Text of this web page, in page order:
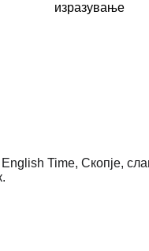
изразување